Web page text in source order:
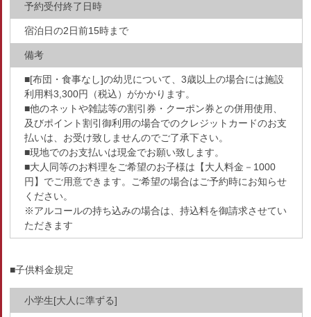
予約受付終了日時
宿泊日の2日前15時まで
備考
■[布団・食事なし]の幼児について、3歳以上の場合には施設
利用料3,300円（税込）がかかります。
■他のネットや雑誌等の割引券・クーポン券との併用使用、
及びポイント割引御利用の場合でのクレジットカードのお支
払いは、お受け致しませんのでご了承下さい。
■現地でのお支払いは現金でお願い致します。
■大人同等のお料理をご希望のお子様は【大人料金－1000
円】でご用意できます。ご希望の場合はご予約時にお知らせ
ください。
※アルコールの持ち込みの場合は、持込料を御請求させてい
ただきます
■子供料金規定
小学生[大人に準ずる]